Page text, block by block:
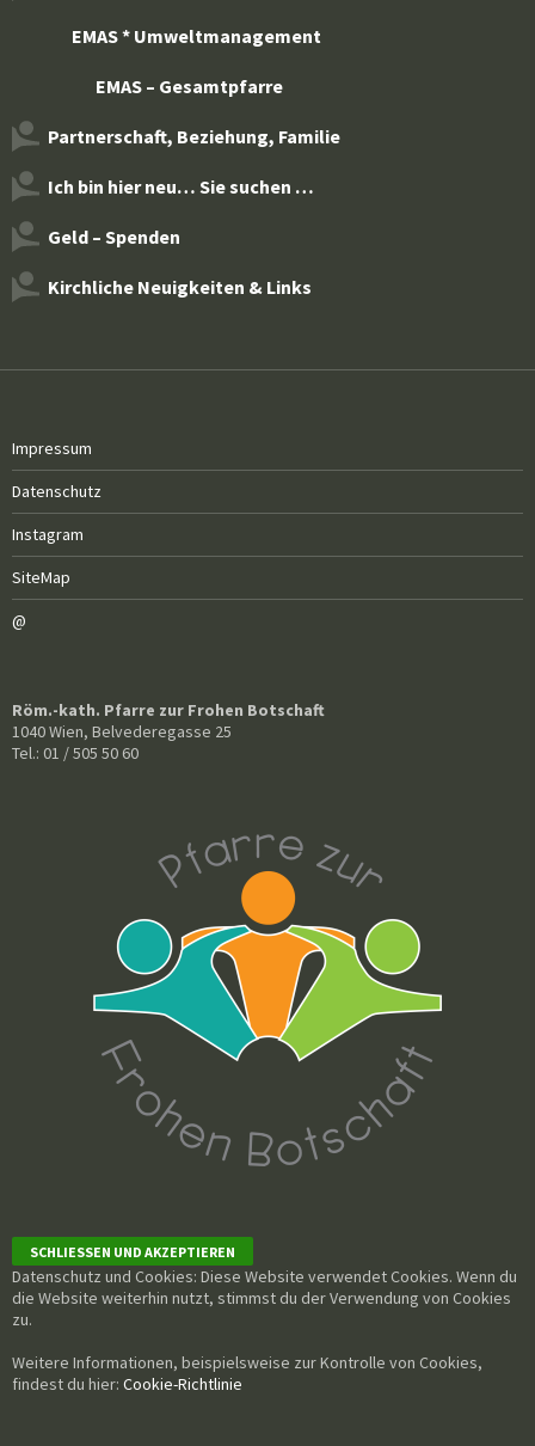
EMAS * Umweltmanagement
EMAS – Gesamtpfarre
Partnerschaft, Beziehung, Familie
Ich bin hier neu… Sie suchen …
Geld – Spenden
Kirchliche Neuigkeiten & Links
Impressum
Datenschutz
Instagram
SiteMap
@
Röm.-kath. Pfarre zur Frohen Botschaft
1040 Wien, Belvederegasse 25
Tel.: 01 / 505 50 60
Datenschutz und Cookies: Diese Website verwendet Cookies. Wenn du
die Website weiterhin nutzt, stimmst du der Verwendung von Cookies
zu.
Weitere Informationen, beispielsweise zur Kontrolle von Cookies,
findest du hier: Cookie-Richtlinie